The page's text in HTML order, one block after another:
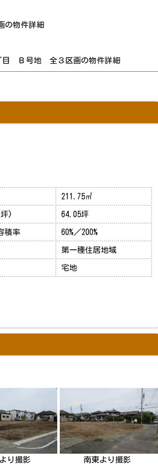
物件詳細
Ｂ号地 全３区画の物件詳細
211.75㎡
) 64.05坪
積率 60%／200%
第一種住居地域
宅地
り撮影 南東より撮影